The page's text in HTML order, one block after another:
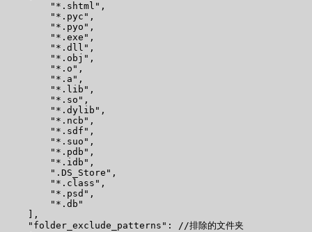
        "*.shtml",
        "*.pyc",
        "*.pyo",
        "*.exe",
        "*.dll",
        "*.obj",
        "*.o",
        "*.a",
        "*.lib",
        "*.so",
        "*.dylib",
        "*.ncb",
        "*.sdf",
        "*.suo",
        "*.pdb",
        "*.idb",
        ".DS_Store",
        "*.class",
        "*.psd",
        "*.db"
    ],
    "folder_exclude_patterns": //排除的文件夹